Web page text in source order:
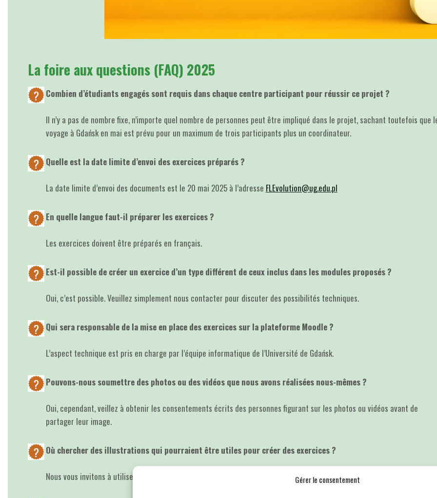
Gérer le consentement
La foire aux questions (FAQ) 2025
Combien d’étudiants engagés sont requis dans chaque centre participant pour réussir ce projet ?
Il n’y a pas de nombre fixe, n’importe quel nombre de personnes peut être impliqué dans le projet, sachant toutefois que
voyage à Gdańsk en mai est prévu pour un maximum de trois participants plus un coordinateur.
Quelle est la date limite d’envoi des exercices préparés ?
La date limite d’envoi des documents est le 20 mai 2025 à l’adresse FLEvolution@ug.edu.pl
En quelle langue faut-il préparer les exercices ?
Les exercices doivent être préparés en français.
Est-il possible de créer un exercice d’un type différent de ceux inclus dans les modules proposés ?
Oui, c’est possible. Veuillez simplement nous contacter pour discuter des possibilités techniques.
Qui sera responsable de la mise en place des exercices sur la plateforme Moodle ?
L’aspect technique est pris en charge par l’équipe informatique de l’Université de Gdańsk.
Pouvons-nous soumettre des photos ou des vidéos que nous avons réalisées nous-mêmes ?
Oui, cependant, veillez à obtenir les consentements écrits des personnes figurant sur les photos ou vidéos avant de
partager leur image.
Où chercher des illustrations qui pourraient être utiles pour créer des exercices ?
Nous vous invitons à utiliser la banque d’images Canva.eu en version Pro, nous possédons une licence.